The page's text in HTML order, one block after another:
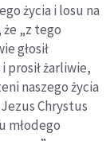
życia i losu na
„z tego
głosił
prosił żarliwie,
naszego życia
Chrystus
młodego